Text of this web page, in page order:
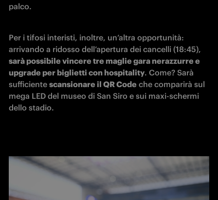
palco.
Per i tifosi interisti, inoltre, un’altra opportunità:
sarà possibile vincere tre maglie gara nerazzurre e
upgrade per biglietti con hospitality. Come? Sarà
sufficiente scansionare il QR Code che comparirà sul
mega LED del museo di San Siro e sui maxi-schermi
dello stadio.